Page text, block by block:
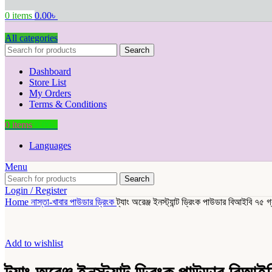
0 items 0.00৳
All categories
Search
Dashboard
Store List
My Orders
Terms & Conditions
0 items
Languages
Menu
Search
Login / Register
Home নাস্তা-খাবারপাউডার ড্রিংকট্যাং অরেঞ্জ ইনস্ট্যান্ট ড্রিংক পাউডার বিআইবি ৭৫
Add to wishlist